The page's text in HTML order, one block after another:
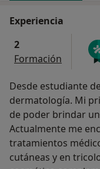
Experiencia
2
Formación
Desde estudiante
dermatología. Mi
de poder brindar
Actualmente me
tratamientos
cutáneas y en